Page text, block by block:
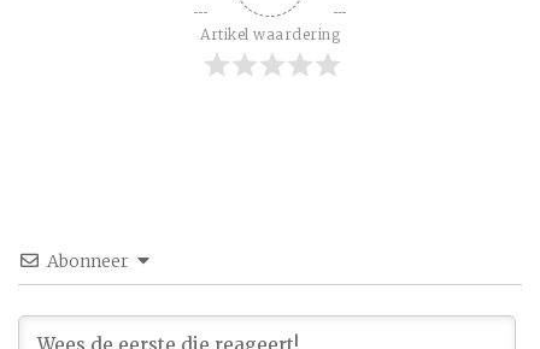
Artikel waardering
Abonneer